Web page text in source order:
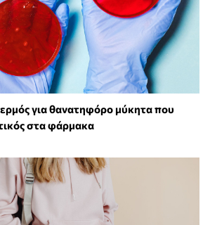
για θανατηφόρο μύκητα που
στα φάρμακα